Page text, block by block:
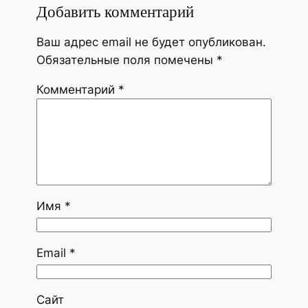
Добавить комментарий
Ваш адрес email не будет опубликован.
Обязательные поля помечены *
Комментарий *
Имя *
Email *
Сайт